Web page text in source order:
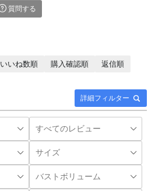
質問する
詳細フィルター
いいね数順 購入確認順
返信順